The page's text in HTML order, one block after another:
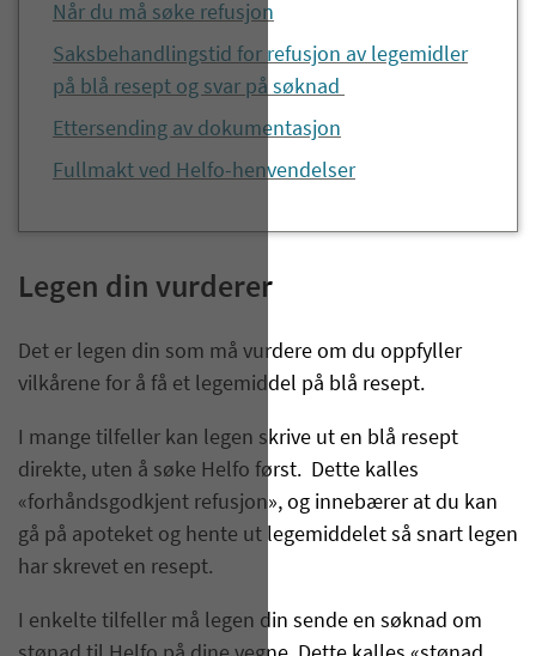
Når du må søke refusjon
Saksbehandlingstid for refusjon av legemidler
på blå resept og svar på søknad
Ettersending av dokumentasjon
Fullmakt ved Helfo-henvendelser
Legen din vurderer
Det er legen din som må vurdere om du oppfyller
vilkårene for å få et legemiddel på blå resept.
I mange tilfeller kan legen skrive ut en blå resept
direkte, uten å søke Helfo først. Dette kalles
«forhåndsgodkjent refusjon», og innebærer at du kan
gå på apoteket og hente ut legemiddelet så snart legen
har skrevet en resept.
I enkelte tilfeller må legen din sende en søknad om